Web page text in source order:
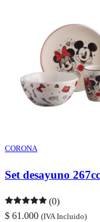
CORONA
Set desayuno
(0)
$ 61.000 (IVA Incluido)